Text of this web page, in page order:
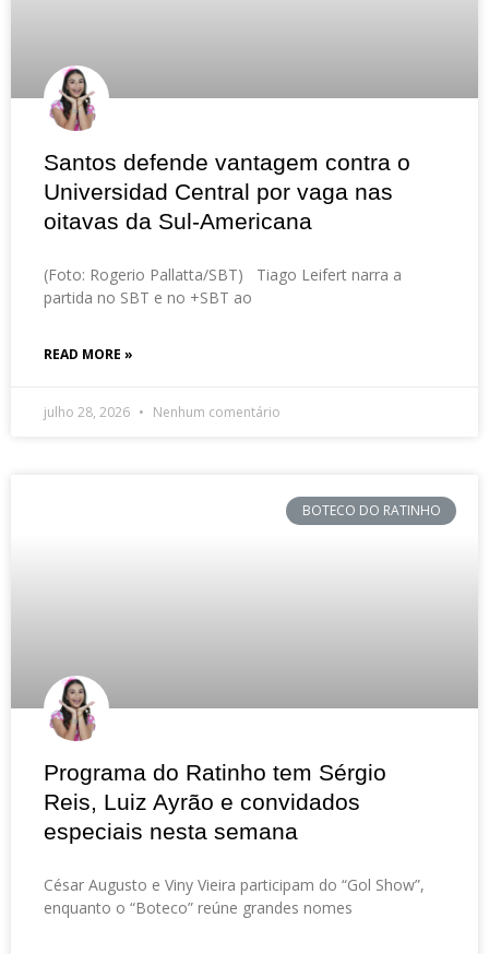
Santos defende vantagem contra o
Universidad Central por vaga nas
oitavas da Sul-Americana
(Foto: Rogerio Pallatta/SBT) Tiago Leifert narra a
partida no SBT e no +SBT ao
READ MORE »
julho 28, 2026 Nenhum comentário
BOTECO DO RATINHO
Programa do Ratinho tem Sérgio
Reis, Luiz Ayrão e convidados
especiais nesta semana
César Augusto e Viny Vieira participam do “Gol Show”,
enquanto o “Boteco” reúne grandes nomes